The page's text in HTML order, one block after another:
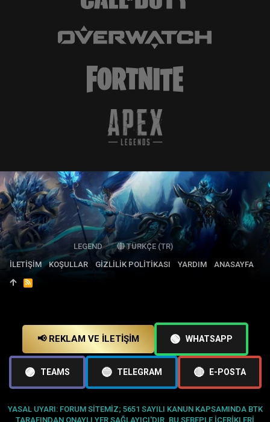
LEGEND
TÜRKÇE (TR)
İLETIŞIM
KOŞULLAR GIZLILIK POLITIKASI YARDIM ANASAYFA
R
S
📢 REKLAM VE İLETIŞIM 🟢 WHATSAPP
🟣 TEAMS 🔵 TELEGRAM 🔴 E-POSTA
YASAL UYARI: FORUM SITEMIZ; 5651 SAYILI KANUN KAPSAMINDA BTK
TARAFINDAN ONAYLI YER SAĞLAYICI'DIR. BU SEBEPLE IÇERIKLERI